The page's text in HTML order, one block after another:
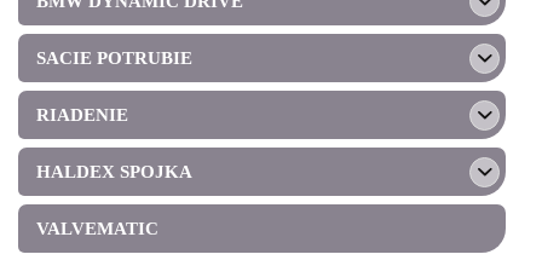
SACIE POTRUBIE
RIADENIE
HALDEX SPOJKA
VALVEMATIC